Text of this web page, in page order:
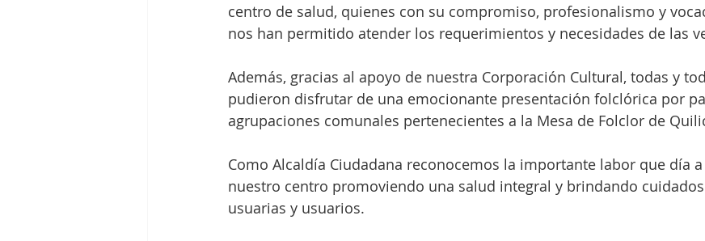
centro de salud, quienes con su compromiso, profesionalismo y
nos han permitido atender los requerimientos y necesidades de las
Además, gracias al apoyo de nuestra Corporación Cultural, todas y
pudieron disfrutar de una emocionante presentación folclórica por
agrupaciones comunales pertenecientes a la Mesa de Folclor de
Como Alcaldía Ciudadana reconocemos la importante labor que día
nuestro centro promoviendo una salud integral y brindando
usuarias y usuarios.